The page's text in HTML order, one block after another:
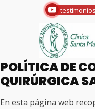
testimonios
POLÍTICA DE
QUIRÚRGICA
En esta página web